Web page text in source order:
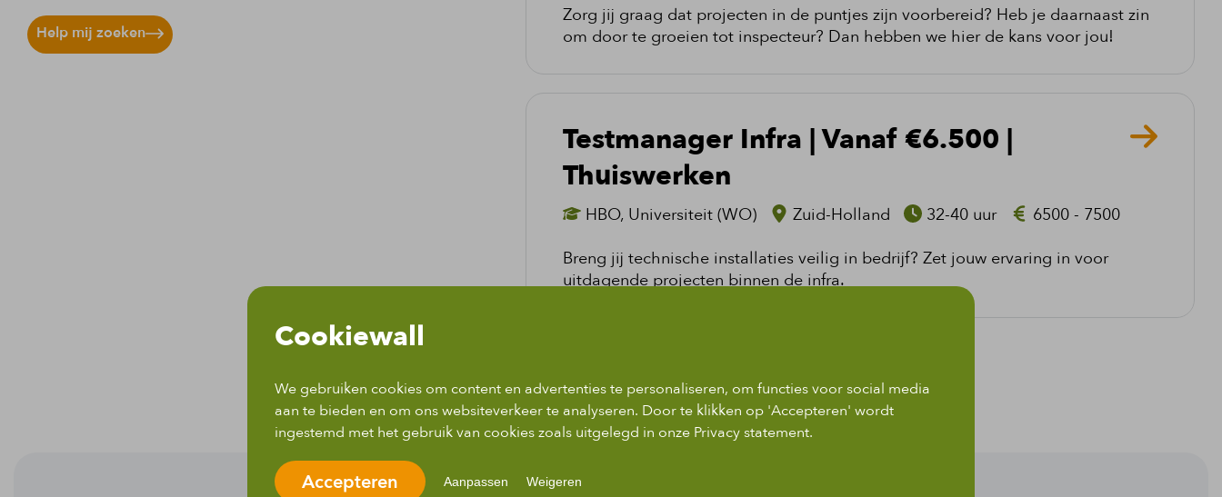
Help mij zoeken
Zorg jij graag dat projecten in de puntjes zijn voorbereid? Heb je daarnaast zin
om door te groeien tot inspecteur? Dan hebben we hier de kans voor jou!
Testmanager Infra | Vanaf €6.500 |
Thuiswerken
HBO, Universiteit (WO) Zuid-Holland 32-40 uur
6500 - 7500
Breng jij technische installaties veilig in bedrijf? Zet jouw ervaring in voor
uitdagende projecten binnen de infra.
Cookiewall
We gebruiken cookies om content en advertenties te personaliseren, om functies voor social media
aan te bieden en om ons websiteverkeer te analyseren. Door te klikken op 'Accepteren' wordt
ingestemd met het gebruik van cookies zoals uitgelegd in onze Privacy statement.
Aanpassen Weigeren
Accepteren